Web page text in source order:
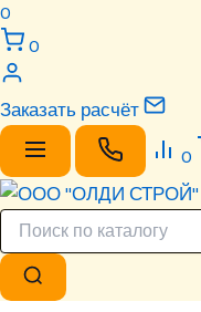
0
0
Заказать расчёт
0